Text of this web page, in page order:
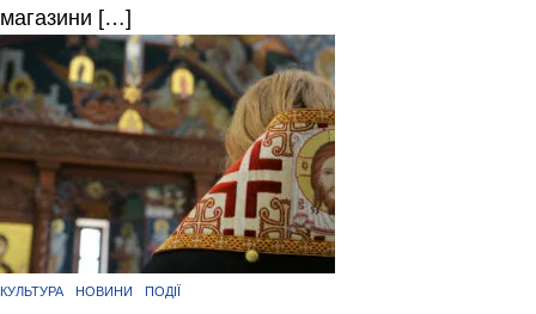
магазини […]
КУЛЬТУРА НОВИНИ ПОДІЇ